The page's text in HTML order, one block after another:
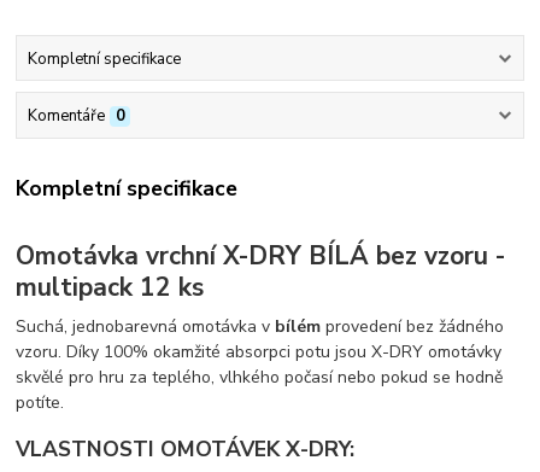
Kompletní specifikace
Komentáře 0
Kompletní specifikace
Omotávka vrchní X-DRY BÍLÁ bez vzoru -
multipack 12 ks
Suchá, jednobarevná omotávka v bílém provedení bez žádného
vzoru. Díky 100% okamžité absorpci potu jsou X-DRY omotávky
skvělé pro hru za teplého, vlhkého počasí nebo pokud se hodně
potíte.
VLASTNOSTI OMOTÁVEK X-DRY: